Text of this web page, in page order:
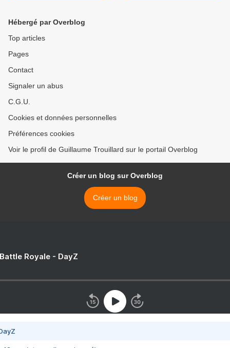
Hébergé par Overblog
Top articles
Pages
Contact
Signaler un abus
C.G.U.
Cookies et données personnelles
Préférences cookies
Voir le profil de Guillaume Trouillard sur le portail Overblog
Créer un blog sur Overblog
Créer un blog
Royale - DayZ